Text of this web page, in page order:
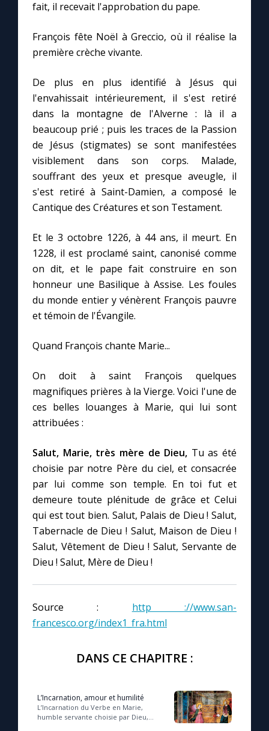
fait, il recevait l'approbation du pape.
François fête Noël à Greccio, où il réalise la
première crèche vivante.
De plus en plus identifié à Jésus qui
l'envahissait intérieurement, il s'est retiré
dans la montagne de l'Alverne : là il a
beaucoup prié ; puis les traces de la Passion
de Jésus (stigmates) se sont manifestées
visiblement dans son corps. Malade,
souffrant des yeux et presque aveugle, il
s'est retiré à Saint-Damien, a composé le
Cantique des Créatures et son Testament.
Et le 3 octobre 1226, à 44 ans, il meurt. En
1228, il est proclamé saint, canonisé comme
on dit, et le pape fait construire en son
honneur une Basilique à Assise. Les foules
du monde entier y vénèrent François pauvre
et témoin de l'Évangile.
Quand François chante Marie...
On doit à saint François quelques
magnifiques prières à la Vierge. Voici l'une de
ces belles louanges à Marie, qui lui sont
attribuées :
Salut, Marie, très mère de Dieu, Tu as été
choisie par notre Père du ciel, et consacrée
par lui comme son temple. En toi fut et
demeure toute plénitude de grâce et Celui
qui est tout bien. Salut, Palais de Dieu ! Salut,
Tabernacle de Dieu ! Salut, Maison de Dieu !
Salut, Vêtement de Dieu ! Salut, Servante de
Dieu ! Salut, Mère de Dieu !
Source : http ://www.san-
francesco.org/index1_fra.html
DANS CE CHAPITRE :
L’Incarnation, amour et humilité
L’Incarnation du Verbe en Marie,
humble servante choisie par Dieu,